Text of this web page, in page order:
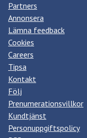
Partners
Annonsera
Lämna feedback
Cookies
Careers
Tipsa
Kontakt
Följ
Prenumerationsvillkor
Kundtjänst
Personuppgiftspolicy